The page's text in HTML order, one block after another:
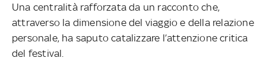
Una centralità rafforzata da un racconto che,
attraverso la dimensione del viaggio e della relazione
personale, ha saputo catalizzare l’attenzione critica
del festival.